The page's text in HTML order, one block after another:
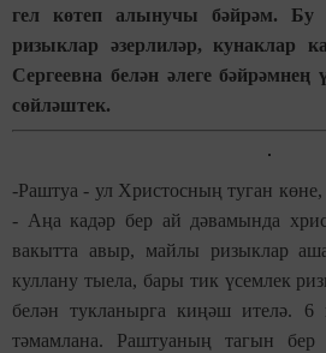
гел көтеп алынучы бәйрәм. Бу
ризыклар әзерлиләр, кунаклар
Сергеевна белән әлеге бәйрәмнең
сөйләштек.
-Раштуа - ул Христосның туган
- Аңа кадәр бер ай дәвамында
вакытта авыр, майлы ризыклар
куллану тыела, бары тик үсемлек
белән тукланырга киңәш ителә. 6
тәмамлана. Раштуаның тагын